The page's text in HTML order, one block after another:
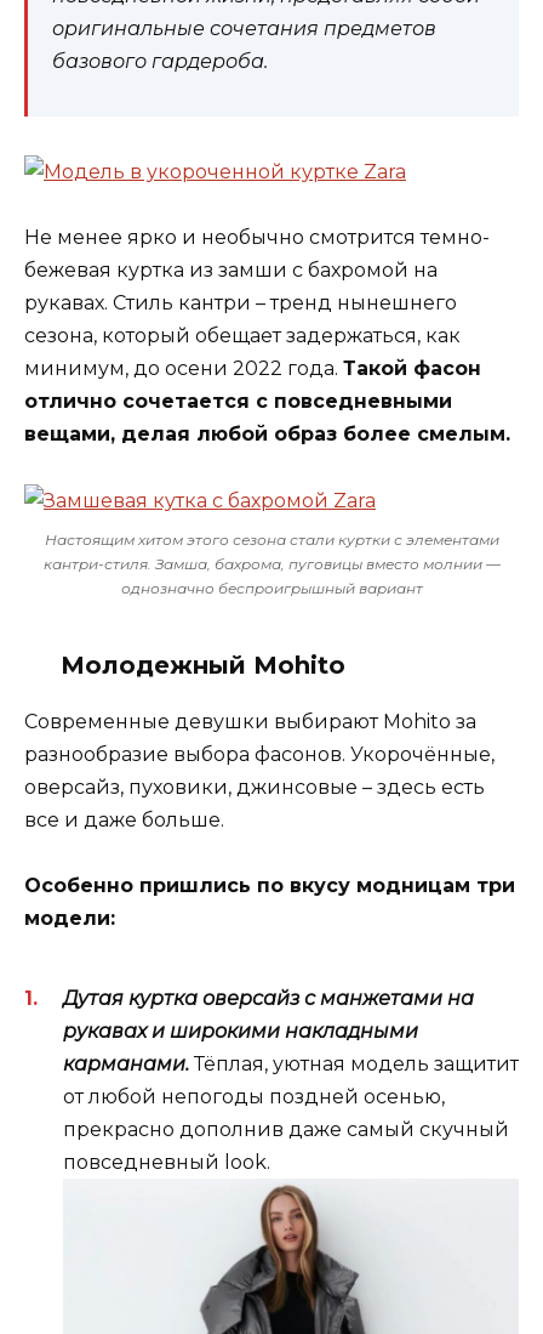
оригинальные сочетания предметов
базового гардероба.
Не менее ярко и необычно смотрится темно-
бежевая куртка из замши с бахромой на
рукавах. Стиль кантри – тренд нынешнего
сезона, который обещает задержаться, как
минимум, до осени 2022 года. Такой фасон
отлично сочетается с повседневными
вещами, делая любой образ более смелым.
Настоящим хитом этого сезона стали куртки с элементами
кантри-стиля. Замша, бахрома, пуговицы вместо молнии —
однозначно беспроигрышный вариант
Молодежный Mohito
Современные девушки выбирают Mohito за
разнообразие выбора фасонов. Укорочённые,
оверсайз, пуховики, джинсовые – здесь есть
все и даже больше.
Особенно пришлись по вкусу модницам три
модели:
Дутая куртка оверсайз с манжетами на
рукавах и широкими накладными
карманами.Тёплая, уютная модель защитит
от любой непогоды поздней осенью,
прекрасно дополнив даже самый скучный
повседневный look.